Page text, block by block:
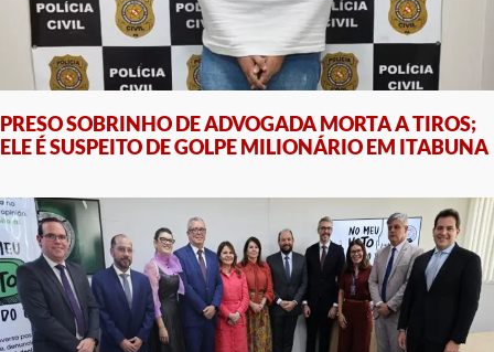
PRESO SOBRINHO DE ADVOGADA MORTA A TIROS;
ELE É SUSPEITO DE GOLPE MILIONÁRIO EM ITABUNA